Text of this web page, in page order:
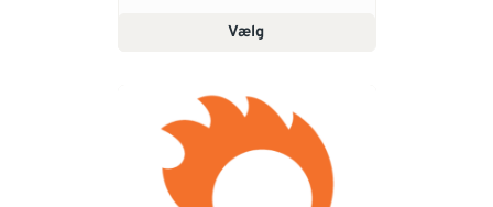
Vælg